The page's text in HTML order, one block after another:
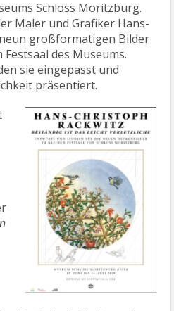
Schloss Moritzburg.
Maler und Grafiker Hans-
großformatigen Bilder
des Museums.
sie eingepasst und
präsentiert.